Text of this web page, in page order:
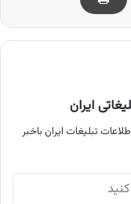
ایران
تبلیغات ایران باخبر